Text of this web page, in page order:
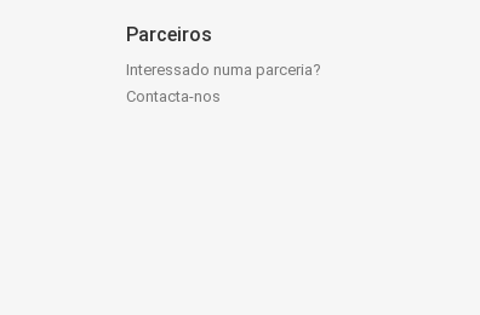
Parceiros
Interessado numa parceria?
Contacta-nos